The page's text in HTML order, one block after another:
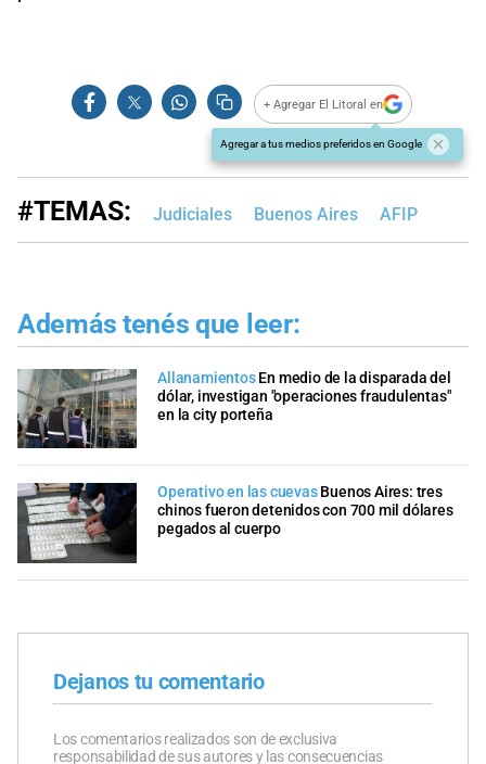
+ Agregar El Litoral en
Agregar a tus medios preferidos en Google
#TEMAS: Judiciales Buenos Aires AFIP
Además tenés que leer:
Allanamientos En medio de la disparada del
dólar, investigan "operaciones fraudulentas"
en la city porteña
Operativo en las cuevas Buenos Aires: tres
chinos fueron detenidos con 700 mil dólares
pegados al cuerpo
Dejanos tu comentario
Los comentarios realizados son de exclusiva
responsabilidad de sus autores y las consecuencias